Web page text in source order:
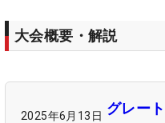
大会概要・解説
2025年6月13日 グレー